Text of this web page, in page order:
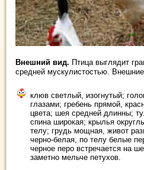
Внешний вид. Птица выглядит
средней мускулистостью.
клюв светлый, изогнутый;
глазами; гребень прямой,
цвета; шея средней длинны;
спина широкая; крылья
телу; грудь мощная, живот
черно-белая, по телу белые
черное перо встречается на
заметно мельче петухов.